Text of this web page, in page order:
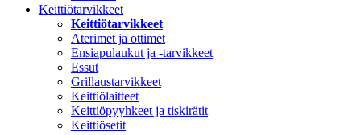
Keittiötarvikkeet
Keittiötarvikkeet
Aterimet ja ottimet
Ensiapulaukut ja -tarvikkeet
Essut
Grillaustarvikkeet
Keittiölaitteet
Keittiöpyyhkeet ja tiskirätit
Keittiösetit